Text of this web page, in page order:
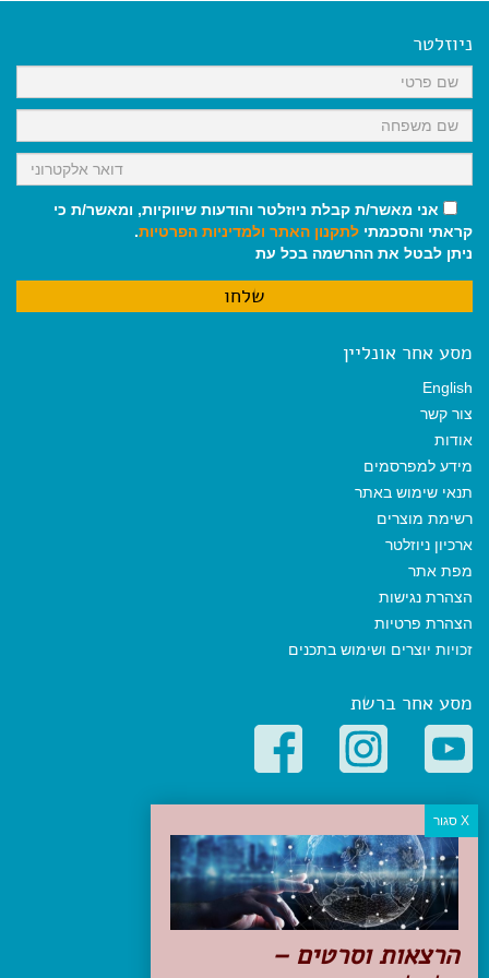
k
p
m
ניוזלטר
אני מאשר/ת קבלת ניוזלטר והודעות שיווקיות, ומאשר/ת כי
קראתי והסכמתי לתקנון האתר ולמדיניות הפרטיות.
ניתן לבטל את ההרשמה בכל עת
מסע אחר אונליין
English
צור קשר
אודות
מידע למפרסמים
תנאי שימוש באתר
רשימת מוצרים
ארכיון ניוזלטר
מפת אתר
הצהרת נגישות
הצהרת פרטיות
זכויות יוצרים ושימוש בתכנים
מסע אחר ברשת
קטגוריות פופולריות
יעדים
טיולים בישראל
מלונות בוטיק בישראל
טיפים והמלצות
הכנות לנסיעה
הרצאות וסרטים –